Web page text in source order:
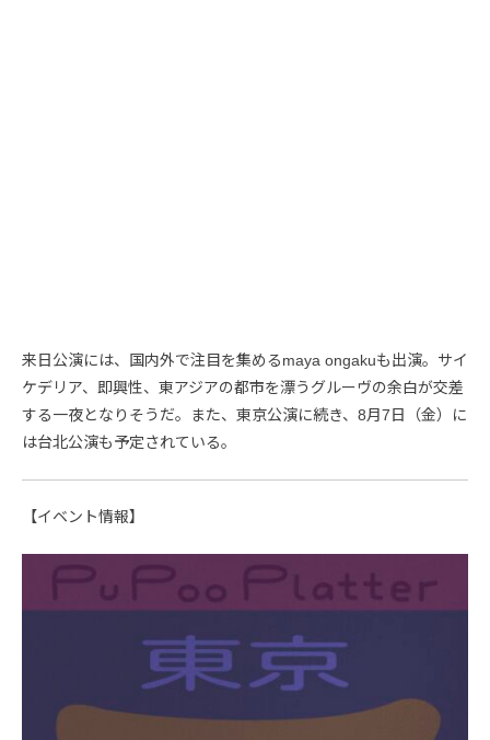
来日公演には、国内外で注目を集めるmaya ongakuも出演。サイ
ケデリア、即興性、東アジアの都市を漂うグルーヴの余白が交差
する一夜となりそうだ。また、東京公演に続き、8月7日（金）に
は台北公演も予定されている。
【イベント情報】